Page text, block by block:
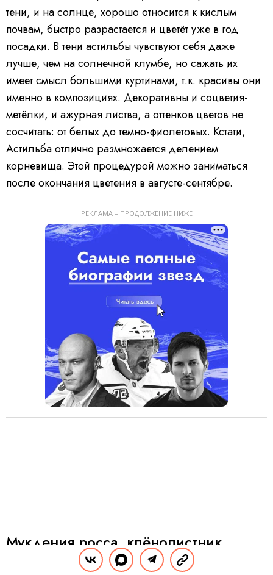
тени, и на солнце, хорошо относится к кислым
почвам, быстро разрастается и цветёт уже в год
посадки. В тени астильбы чувствуют себя даже
лучше, чем на солнечной клумбе, но сажать их
имеет смысл большими куртинами, т.к. красивы они
именно в композициях. Декоративны и соцветия-
метёлки, и ажурная листва, а оттенков цветов не
сосчитать: от белых до темно-фиолетовых. Кстати,
Астильба отлично размножается делением
корневища. Этой процедурой можно заниматься
после окончания цветения в августе-сентябре.
РЕКЛАМА – ПРОДОЛЖЕНИЕ НИЖЕ
Мукдения росса, клёнолистник